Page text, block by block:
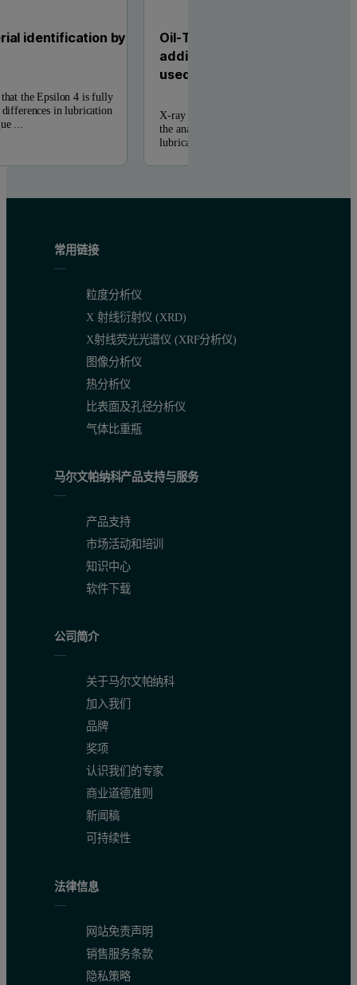
identification by
the Epsilon 4 is fully
in lubrication
...
Oil-Trace: accurate elemental
additives and wear metals in
used lubrication oils
X-ray fluorescence spectrometry (XRF) is
the analysis of additives and wear metals in
lubrication ...
常用链接
粒度分析仪
X 射线衍射仪 (XRD)
X射线荧光光谱仪 (XRF分析仪)
图像分析仪
热分析仪
比表面及孔径分析仪
气体比重瓶
马尔文帕纳科产品支持与服务
产品支持
市场活动和培训
知识中心
软件下载
公司简介
关于马尔文帕纳科
加入我们
品牌
奖项
认识我们的专家
商业道德准则
新闻稿
可持续性
法律信息
网站免责声明
销售服务条款
隐私策略